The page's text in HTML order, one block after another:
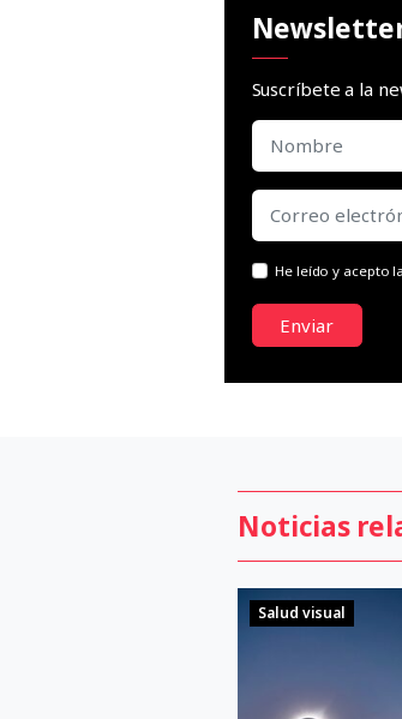
Suscríbete a la
He leído y acepto
Enviar
Noticias
Salud visual